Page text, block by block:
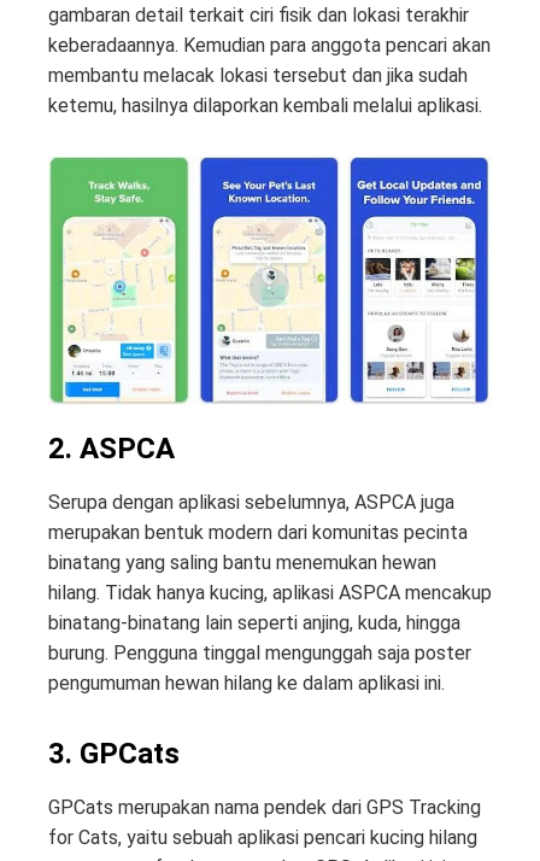
gambaran detail terkait ciri fisik dan lokasi terakhir
keberadaannya. Kemudian para anggota pencari akan
membantu melacak lokasi tersebut dan jika sudah
ketemu, hasilnya dilaporkan kembali melalui aplikasi.
2. ASPCA
Serupa dengan aplikasi sebelumnya, ASPCA juga
merupakan bentuk modern dari komunitas pecinta
binatang yang saling bantu menemukan hewan
hilang. Tidak hanya kucing, aplikasi ASPCA mencakup
binatang-binatang lain seperti anjing, kuda, hingga
burung. Pengguna tinggal mengunggah saja poster
pengumuman hewan hilang ke dalam aplikasi ini.
3. GPCats
GPCats merupakan nama pendek dari GPS Tracking
for Cats, yaitu sebuah aplikasi pencari kucing hilang